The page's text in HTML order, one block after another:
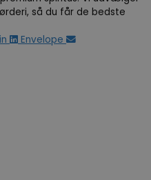
så du får de bedste
Envelope